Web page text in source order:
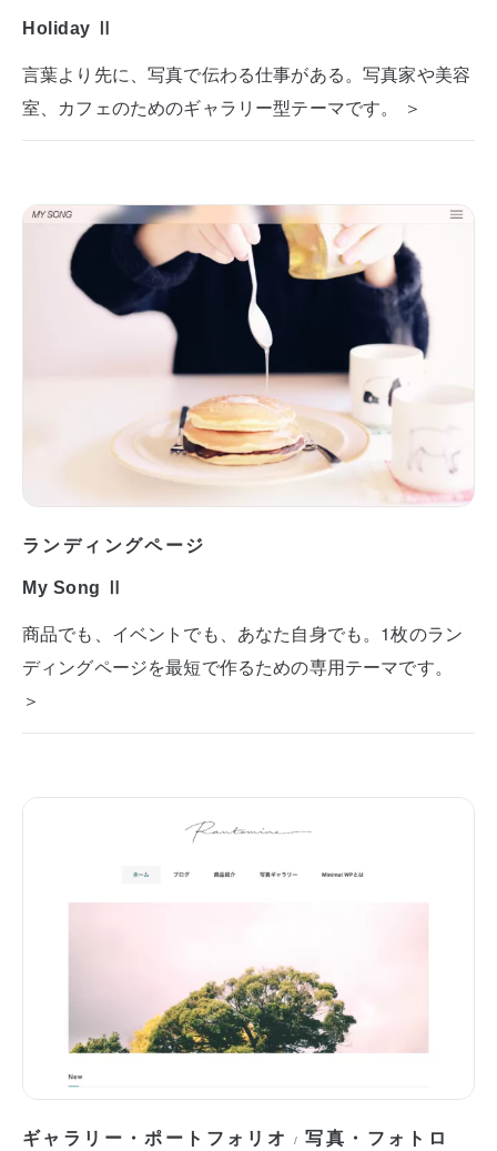
Holiday Ⅱ
言葉より先に、写真で伝わる仕事がある。写真家や美容
室、カフェのためのギャラリー型テーマです。 ＞
ランディングページ
My Song Ⅱ
商品でも、イベントでも、あなた自身でも。1枚のラン
ディングページを最短で作るための専用テーマです。
＞
ギャラリー・ポートフォリオ /写真・フォトロ